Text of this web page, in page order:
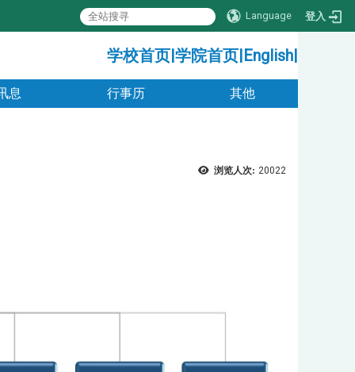
Language 登入
学校首页|学院首页|English|
息 行事历 其他
浏览人次: 20022